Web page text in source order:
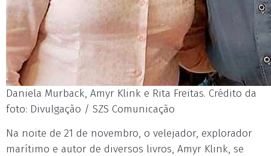
Daniela Murback, Amyr Klink e Rita Freitas. Crédito da
foto: Divulgação / SZS Comunicação
Na noite de 21 de novembro, o velejador, explorador
marítimo e autor de diversos livros, Amyr Klink, se